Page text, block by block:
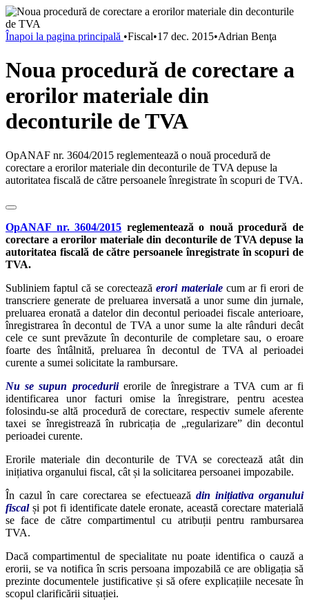
Înapoi la pagina principală •Fiscal•17 dec. 2015•Adrian Benţa
Noua procedură de corectare a
erorilor materiale din
deconturile de TVA
OpANAF nr. 3604/2015 reglementează o nouă procedură de
corectare a erorilor materiale din deconturile de TVA depuse la
autoritatea fiscală de către persoanele înregistrate în scopuri de TVA.
OpANAF nr. 3604/2015 reglementează o nouă procedură de
corectare a erorilor materiale din deconturile de TVA depuse la
autoritatea fiscală de către persoanele înregistrate în scopuri de
TVA.
Subliniem faptul că se corecteazăerori materialecum ar fi erori de
transcriere generate de preluarea inversată a unor sume din jurnale,
preluarea eronată a datelor din decontul perioadei fiscale anterioare,
înregistrarea în decontul de TVA a unor sume la alte rânduri decât
cele ce sunt prevăzute în deconturile de completare sau, o eroare
foarte des întâlnită, preluarea în decontul de TVA al perioadei
curente a sumei solicitate la rambursare.
Nu se supun procedurii erorile de înregistrare a TVA cum ar fi
identificarea unor facturi omise la înregistrare, pentru acestea
folosindu-se altă procedură de corectare, respectiv sumele aferente
taxei se înregistrează în rubricația de „regularizare” din decontul
perioadei curente.
Erorile materiale din deconturile de TVA se corectează atât din
inițiativa organului fiscal, cât și la solicitarea persoanei impozabile.
În cazul în care corectarea se efectuează din inițiativa organului
fiscalși pot fi identificate datele eronate, această corectare materială
se face de către compartimentul cu atribuții pentru rambursarea
TVA.
Dacă compartimentul de specialitate nu poate identifica o cauză a
erorii, se va notifica în scris persoana impozabilă ce are obligația să
prezinte documentele justificative și să ofere explicațiile necesate în
scopul clarificării situației.